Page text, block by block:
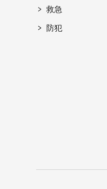
救急
防犯